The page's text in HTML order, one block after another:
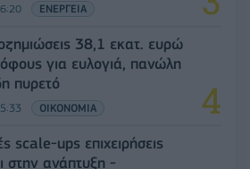
ΕΝΕΡΓΕΙΑ
38,1 εκατ. ευρώ
για ευλογιά, πανώλη
πυρετό
ΟΙΚΟΝΟΜΙΑ
scale-ups επιχειρήσεις
στην ανάπτυξη -